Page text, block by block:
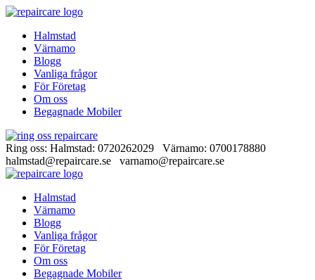
Halmstad
Värnamo
Blogg
Vanliga frågor
För Företag
Om oss
Begagnade Mobiler
Ring oss: Halmstad: 0720262029 Värnamo: 0700178880
halmstad@repaircare.se varnamo@repaircare.se
Halmstad
Värnamo
Blogg
Vanliga frågor
För Företag
Om oss
Begagnade Mobiler